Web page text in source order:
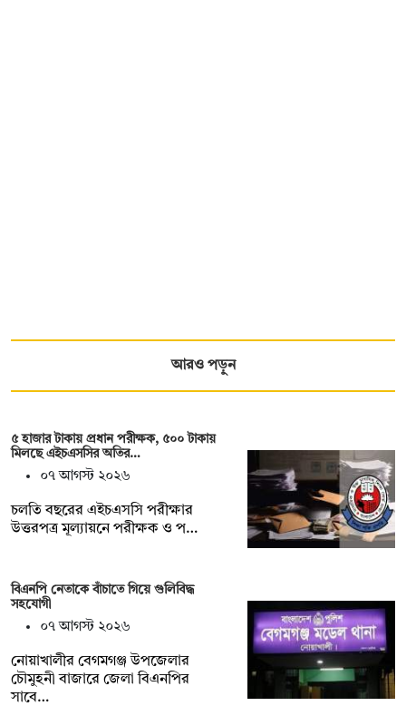
আরও পড়ুন
৫ হাজার টাকায় প্রধান পরীক্ষক, ৫০০ টাকায়
মিলছে এইচএসসির অতির…
০৭ আগস্ট ২০২৬
চলতি বছরের এইচএসসি পরীক্ষার
উত্তরপত্র মূল্যায়নে পরীক্ষক ও প…
বিএনপি নেতাকে বাঁচাতে গিয়ে গুলিবিদ্ধ
সহযোগী
০৭ আগস্ট ২০২৬
নোয়াখালীর বেগমগঞ্জ উপজেলার
চৌমুহনী বাজারে জেলা বিএনপির
সাবে…